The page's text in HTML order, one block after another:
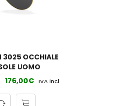
3025 OCCHIALE
UOMO
176,00€ IVA incl.